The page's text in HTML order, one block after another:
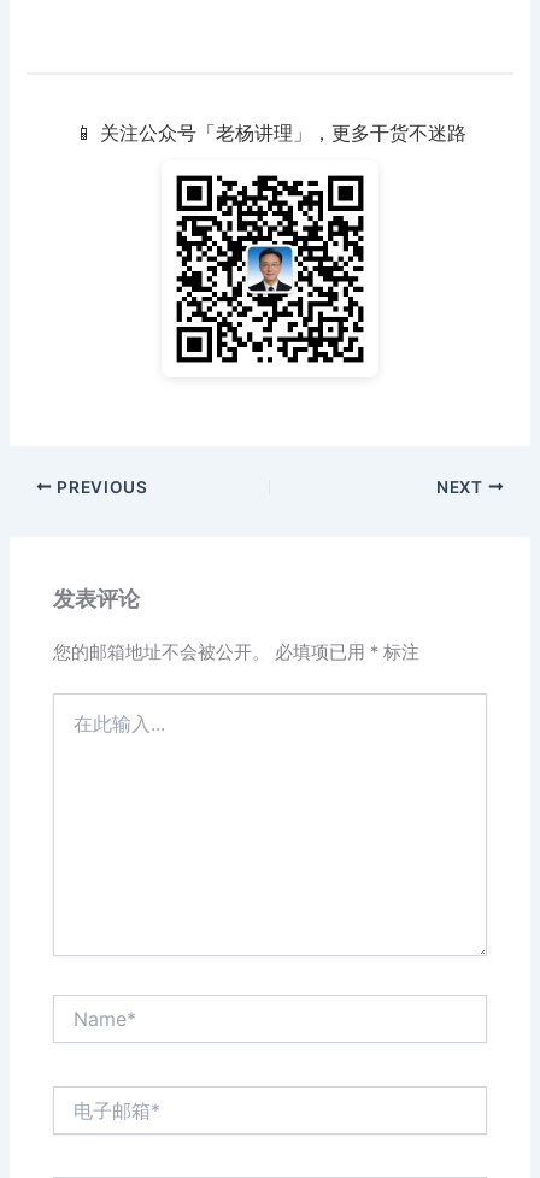
📱 关注公众号「老杨讲理」，更多干货不迷路
PREVIOUS NEXT
发表评论
您的邮箱地址不会被公开。 必填项已用 * 标注